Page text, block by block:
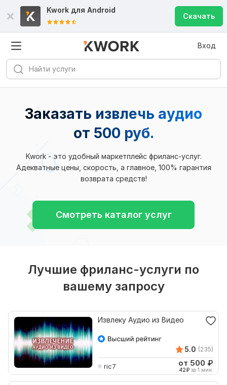
Kwork для Android
Скачать
Вход
Заказать извлечь аудио
от 500 руб.
Kwork - это удобный маркетплейс фриланс-услуг.
Адекватные цены, скорость, а главное, 100% гарантия
возврата средств!
Смотреть каталог услуг
Лучшие фриланс-услуги по
вашему запросу
Извлеку Аудио из Видео
5.0 (235)
ric7 от 500 ₽
42₽ за 1 мин.